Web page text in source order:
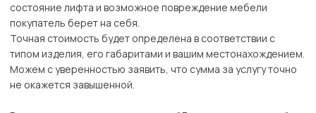
состояние лифта и возможное повреждение мебели
покупатель берет на себя.
Точная стоимость будет определена в соответствии с
типом изделия, его габаритами и вашим местонахождением.
Можем с уверенностью заявить, что сумма за услугу точно
не окажется завышенной.